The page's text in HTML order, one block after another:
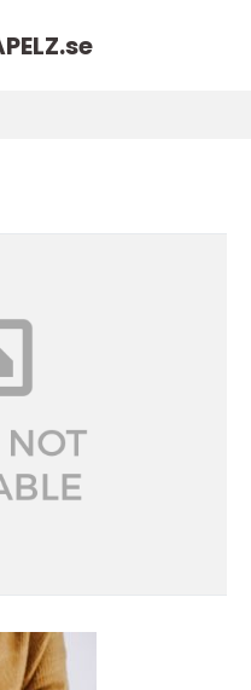
se